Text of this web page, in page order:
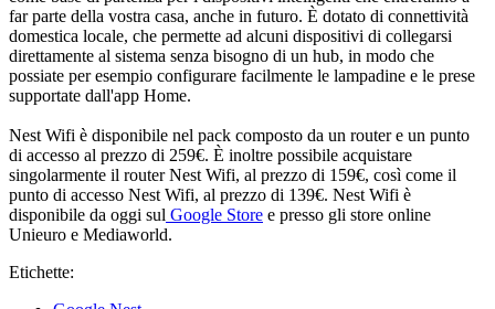
far parte della vostra casa, anche in futuro. È dotato di connettività
domestica locale, che permette ad alcuni dispositivi di collegarsi
direttamente al sistema senza bisogno di un hub, in modo che
possiate per esempio configurare facilmente le lampadine e le prese
supportate dall'app Home.
Nest Wifi è disponibile nel pack composto da un router e un punto
di accesso al prezzo di 259€. È inoltre possibile acquistare
singolarmente il router Nest Wifi, al prezzo di 159€, così come il
punto di accesso Nest Wifi, al prezzo di 139€. Nest Wifi è
disponibile da oggi sul Google Store e presso gli store online
Unieuro e Mediaworld.
Etichette: